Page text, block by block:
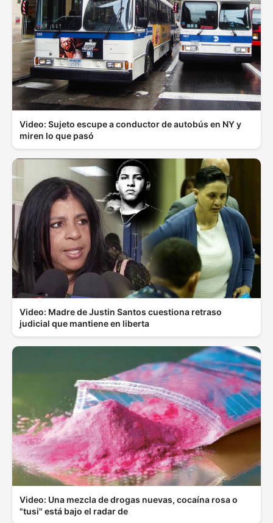
Video: Sujeto escupe a conductor de autobús en NY y
miren lo que pasó
Video: Madre de Justin Santos cuestiona retraso
judicial que mantiene en liberta
Video: Una mezcla de drogas nuevas, cocaína rosa o
"tusi" está bajo el radar de